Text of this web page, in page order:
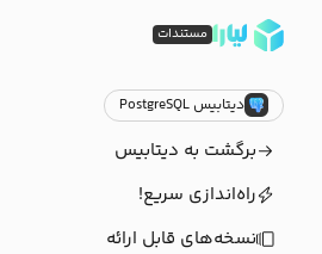
مستندات
دیتابیس PostgreSQL
برگشت به دیتابیس
راه‌اندازی سریع!
نسخه‌های قابل ارائه